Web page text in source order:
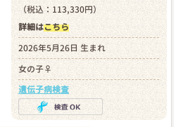
（税込：113,330円）
詳細はこちら
2026年5月26日 生まれ
女の子♀
遺伝子病検査